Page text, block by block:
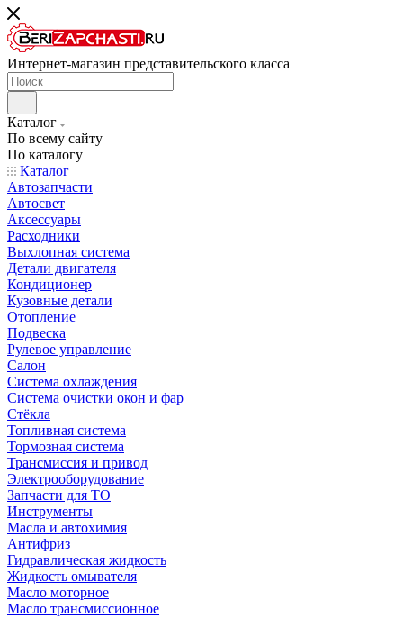
Интернет-магазин представительского класса
Каталог
По всему сайту
По каталогу
Каталог
Автозапчасти
Автосвет
Аксессуары
Расходники
Выхлопная система
Детали двигателя
Кондиционер
Кузовные детали
Отопление
Подвеска
Рулевое управление
Салон
Система охлаждения
Система очистки окон и фар
Стёкла
Топливная система
Тормозная система
Трансмиссия и привод
Электрооборудование
Запчасти для ТО
Инструменты
Масла и автохимия
Антифриз
Гидравлическая жидкость
Жидкость омывателя
Масло моторное
Масло трансмиссионное